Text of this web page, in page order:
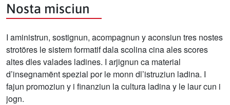
Nosta misciun
I aministrun, sostignun, acompagnun y aconsiun tres nostes
strotöres le sistem formatif dala scolina cina ales scores
altes dles valades ladines. I arjignun ca material
d’insegnamënt spezial por le monn dl’istruziun ladina. I
fajun promoziun y i finanziun la cultura ladina y le laur cun i
jogn.